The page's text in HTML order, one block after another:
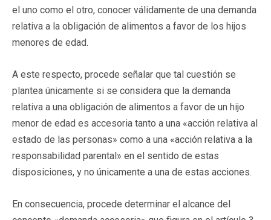
el uno como el otro, conocer válidamente de una demanda
relativa a la obligación de alimentos a favor de los hijos
menores de edad.
A este respecto, procede señalar que tal cuestión se
plantea únicamente si se considera que la demanda
relativa a una obligación de alimentos a favor de un hijo
menor de edad es accesoria tanto a una «acción relativa al
estado de las personas» como a una «acción relativa a la
responsabilidad parental» en el sentido de estas
disposiciones, y no únicamente a una de estas acciones.
En consecuencia, procede determinar el alcance del